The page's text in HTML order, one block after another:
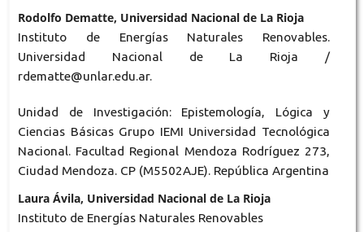
Rodolfo Dematte, Universidad Nacional de La Rioja
Instituto de Energías Naturales Renovables.
Universidad Nacional de La Rioja /
rdematte@unlar.edu.ar.
Unidad de Investigación: Epistemología, Lógica y
Ciencias Básicas Grupo IEMI Universidad Tecnológica
Nacional. Facultad Regional Mendoza Rodríguez 273,
Ciudad Mendoza. CP (M5502AJE). República Argentina
Laura Ávila, Universidad Nacional de La Rioja
Instituto de Energías Naturales Renovables